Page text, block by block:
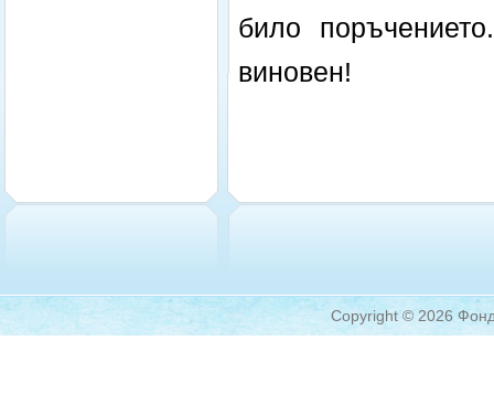
било
виновен!
Copyright © 2026